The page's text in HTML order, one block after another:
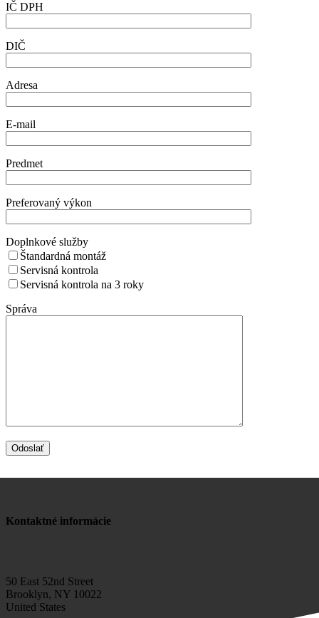
IČ DPH
DIČ
Adresa
E-mail
Predmet
Preferovaný výkon
Doplnkové služby
Štandardná montáž
Servisná kontrola
Servisná kontrola na 3 roky
Správa
Kontaktné informácie
50 East 52nd Street
Brooklyn, NY 10022
United States